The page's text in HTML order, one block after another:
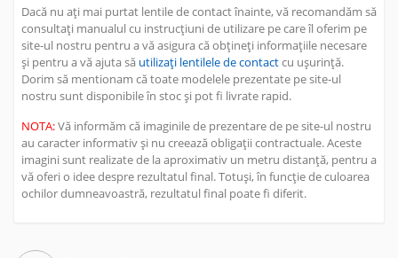
Dacă nu ați mai purtat lentile de contact înainte, vă recomandăm să
consultați manualul cu instrucțiuni de utilizare pe care îl oferim pe
site-ul nostru pentru a vă asigura că obțineți informațiile necesare
și pentru a vă ajuta să utilizați lentilele de contactcu ușurință.
Dorim să mentionam că toate modelele prezentate pe site-ul
nostru sunt disponibile în stoc și pot fi livrate rapid.
NOTA:Vă informăm că imaginile de prezentare de pe site-ul nostru
au caracter informativ și nu creează obligații contractuale. Aceste
imagini sunt realizate de la aproximativ un metru distanță, pentru a
vă oferi o idee despre rezultatul final. Totuși, în funcție de culoarea
ochilor dumneavoastră, rezultatul final poate fi diferit.